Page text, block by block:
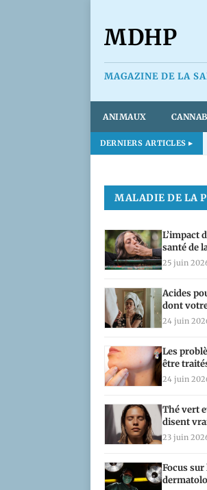
MDHP
MAGAZINE DE LA
ANIMAUX
DERNIERS ARTICLES
MDHP —
n’entendez
MALADIE DE LA
L’impact
santé de
25 juin
Acides
dont
24 juin
Les
être
24 juin
Thé vert
disent
23 juin
Focus